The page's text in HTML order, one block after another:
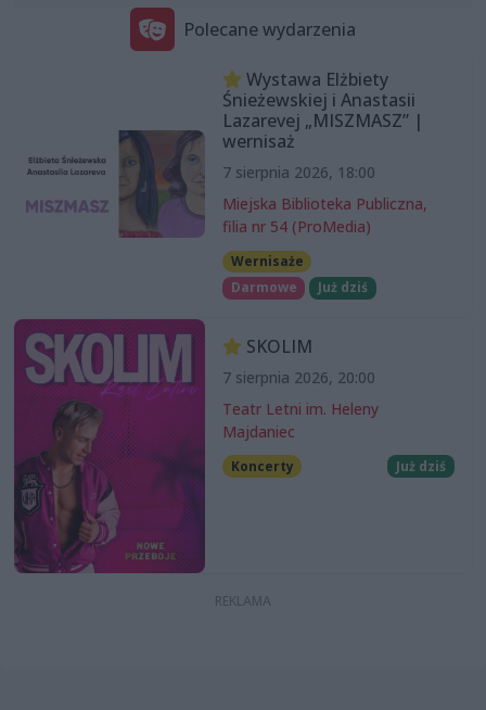
Polecane wydarzenia
Wystawa Elżbiety
Śnieżewskiej i Anastasii
Lazarevej „MISZMASZ” |
wernisaż
7 sierpnia 2026, 18:00
Miejska Biblioteka Publiczna,
filia nr 54 (ProMedia)
Wernisaże
Darmowe
Już dziś
SKOLIM
7 sierpnia 2026, 20:00
Teatr Letni im. Heleny
Majdaniec
Koncerty Już dziś